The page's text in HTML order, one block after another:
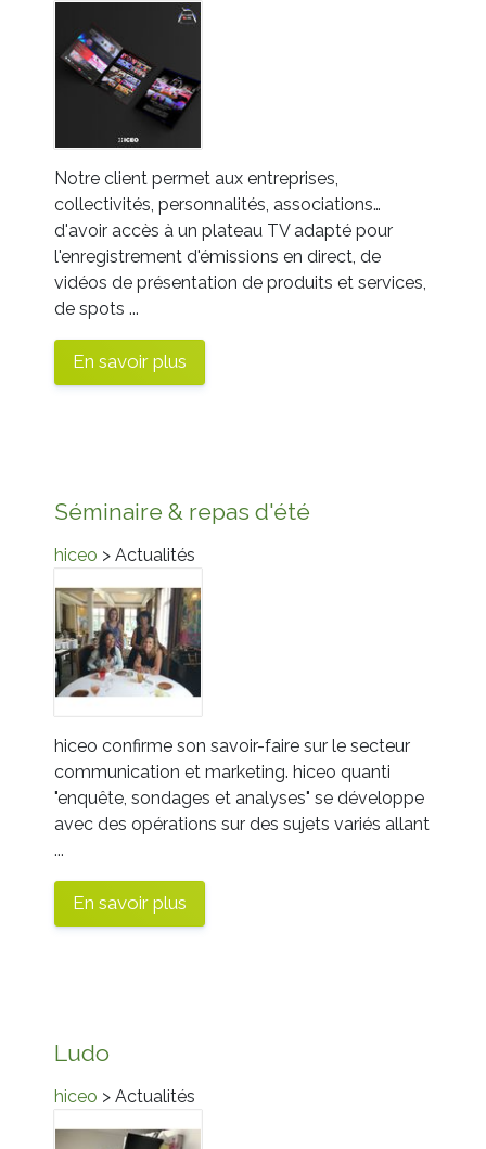
Notre client permet aux entreprises,
collectivités, personnalités, associations…
d'avoir accès à un plateau TV adapté pour
l'enregistrement d'émissions en direct, de
vidéos de présentation de produits et services,
de spots ...
En savoir plus
Séminaire & repas d'été
hiceo > Actualités
hiceo confirme son savoir-faire sur le secteur
communication et marketing. hiceo quanti
"enquête, sondages et analyses" se développe
avec des opérations sur des sujets variés allant
...
En savoir plus
Ludo
hiceo > Actualités